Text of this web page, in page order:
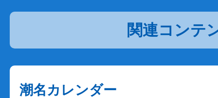
関連コンテ
潮名カレンダー